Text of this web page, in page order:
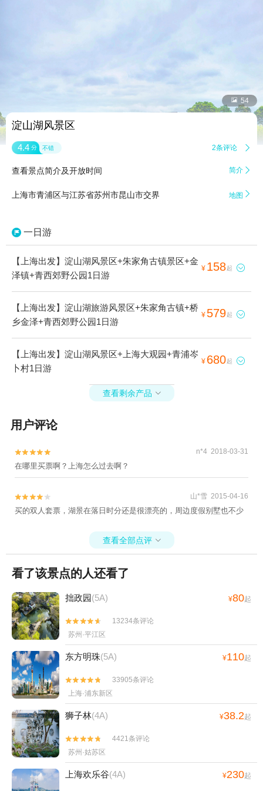
 54
淀山湖风景区
4.4 分 不错 2条评论 
查看景点简介及开放时间 简介 
上海市青浦区与江苏省苏州市昆山市交界 地图 
一日游
【上海出发】淀山湖风景区+朱家角古镇景区+金
泽镇+青西郊野公园1日游
¥ 158起 
【上海出发】淀山湖旅游风景区+朱家角古镇+桥
乡金泽+青西郊野公园1日游
¥ 579起 
【上海出发】淀山湖风景区+上海大观园+青浦岑
卜村1日游
¥ 680起 
查看剩余产品 
用户评论

 n*4 2018-03-31
在哪里买票啊？上海怎么过去啊？

 山*雪 2015-04-16
买的双人套票，湖景在落日时分还是很漂亮的，周边度假别墅也不少
查看全部点评 
看了该景点的人还看了
拙政园(5A) ¥80起


13234条评论
苏州·平江区
东方明珠(5A) ¥110起


33905条评论
上海·浦东新区
狮子林(4A) ¥38.2起


4421条评论
苏州·姑苏区
上海欢乐谷(4A) ¥230起